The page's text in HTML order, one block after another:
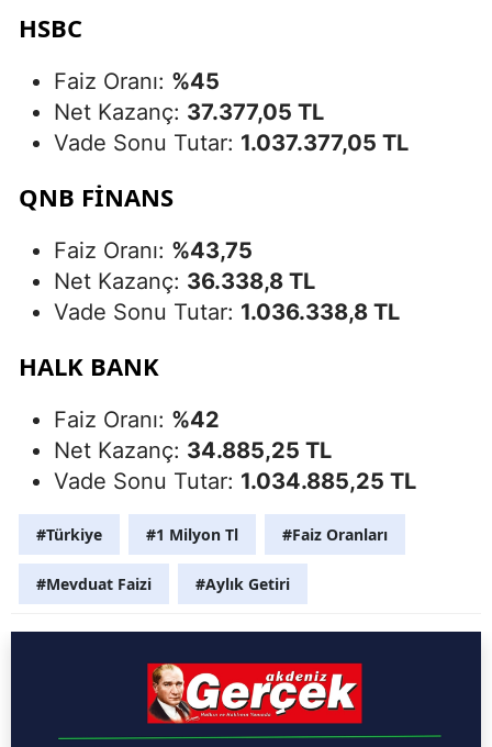
HSBC
Faiz Oranı: %45
Net Kazanç: 37.377,05 TL
Vade Sonu Tutar: 1.037.377,05 TL
QNB FİNANS
Faiz Oranı: %43,75
Net Kazanç: 36.338,8 TL
Vade Sonu Tutar: 1.036.338,8 TL
HALK BANK
Faiz Oranı: %42
Net Kazanç: 34.885,25 TL
Vade Sonu Tutar: 1.034.885,25 TL
#Türkiye #1 Milyon Tl #Faiz Oranları
#Mevduat Faizi #Aylık Getiri